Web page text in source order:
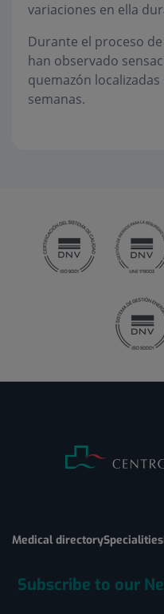
variaciones en ella
Durante el proceso
han observado
quemazón
semanas.
Medical directorySpecialities
Subscribe to our